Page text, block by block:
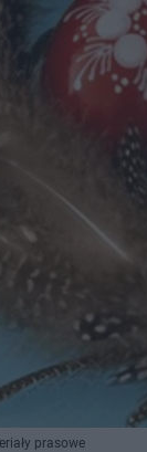
prasowe